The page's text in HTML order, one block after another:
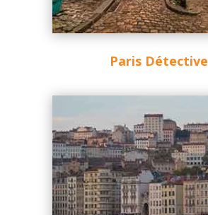
Paris Détective